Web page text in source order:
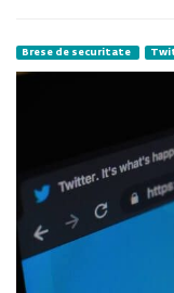
Brese de securitate